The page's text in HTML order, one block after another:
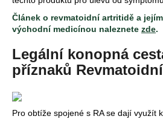
Článek o revmatoidní artritidě a
východní medicínou naleznete zde.
Legální konopná
příznaků
Pro obtíže spojené s RA se dají využít
e
n
a
j
í
t
?